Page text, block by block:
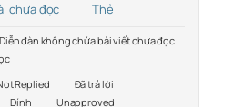
chưa đọc Thẻ
Diễn đàn không chứa bài viết chưa đọc
Replied
Đã trả lời
Dính Unapproved